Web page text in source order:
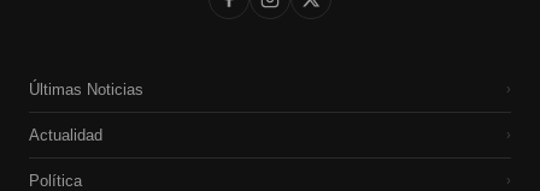
Últimas Noticias ›
Actualidad ›
Política ›